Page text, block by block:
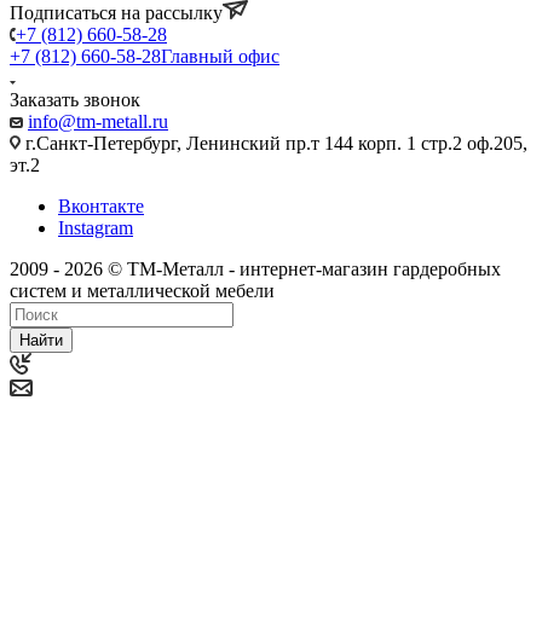
Подписаться на рассылку
+7 (812) 660-58-28
+7 (812) 660-58-28Главный офис
Заказать звонок
info@tm-metall.ru
г.Санкт-Петербург, Ленинский пр.т 144 корп. 1 стр.2 оф.205,
эт.2
Вконтакте
Instagram
2009 - 2026 © ТМ-Металл - интернет-магазин гардеробных
систем и металлической мебели
Найти